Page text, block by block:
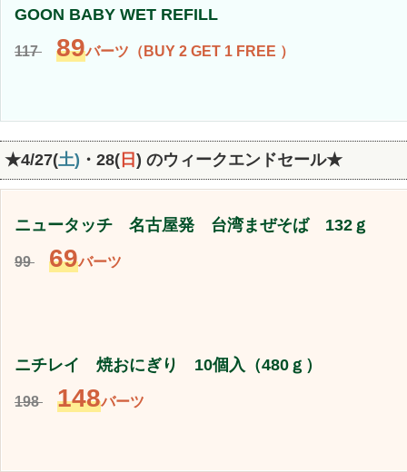
GOON BABY WET REFILL
117 89バーツ（BUY 2 GET 1 FREE ）
★4/27(土) ・28( 日 ) のウィークエンドセール★
ニュータッチ 名古屋発 台湾まぜそば 132ｇ
99 69バーツ
ニチレイ 焼おにぎり 10個入（480ｇ）
198 148バーツ